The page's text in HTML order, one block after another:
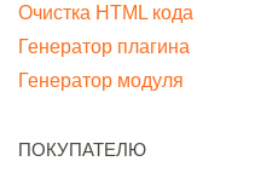
Очистка HTML кода
Генератор плагина
Генератор модуля
ПОКУПАТЕЛЮ